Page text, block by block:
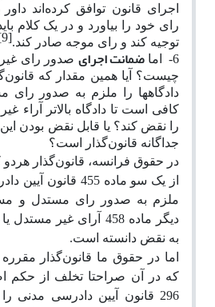
اجرای قانون توافق کرده‌اند
رای خود را بیاورد و در یک کلام
توجیه کند و رای موجه صادر کند.
6-
اماضمانت اجرای صدور رای
چیست؟ آیا همین مقدار که
دادگاهها را ملزم به صدور رای
کافی است تا دادگاه بالاتر آراء
را نقض کند؟ یا قابل نقض بودن
جداگانه قانون‌گذار است؟
در حقوق فرانسه، قانون‌گذار
از یک سو ماده 455
ملزم به صدور رای مستدل و
دیگر ماده 458 آرای غیر
به نقض دانسته است.
اما در حقوق ما قانون‌گذار
296 قانون آیین دادرسی